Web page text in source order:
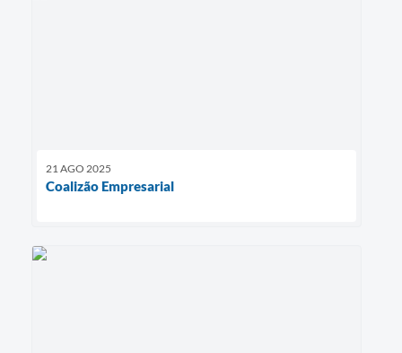
21 AGO 2025
Coalizão Empresarial